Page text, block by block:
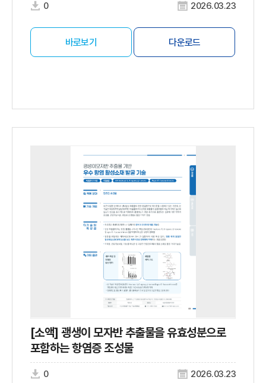
0 2026.03.23
바로보기 다운로드
[소액] 괭생이 모자반 추출물을 유효성분으로
포함하는 항염증 조성물
0 2026.03.23